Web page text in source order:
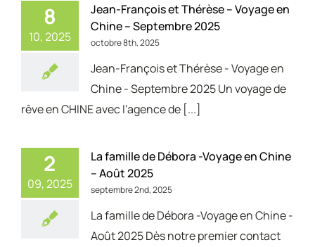
8
10, 2025
Jean-François et Thérèse – Voyage en
Chine – Septembre 2025
octobre 8th, 2025
Jean-François et Thérèse - Voyage en
Chine - Septembre 2025 Un voyage de
rêve en CHINE avec l'agence de [...]
2
09, 2025
La famille de Débora -Voyage en Chine
– Août 2025
septembre 2nd, 2025
La famille de Débora -Voyage en Chine -
Août 2025 Dès notre premier contact